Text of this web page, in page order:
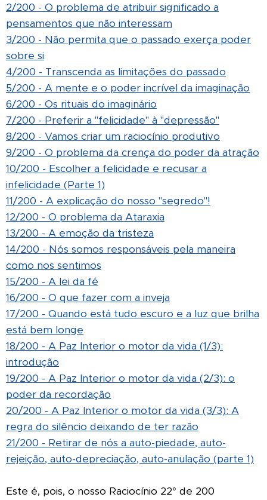
2/200 - O problema de atribuir significado a
pensamentos que não interessam
3/200 - Não permita que o passado exerça poder
sobre si
4/200 - Transcenda as limitações do passado
5/200 - A mente e o poder incrível da imaginação
6/200 - Os rituais do imaginário
7/200 - Preferir a "felicidade" à "depressão"
8/200 - Vamos criar um raciocínio produtivo
9/200 - O problema da crença do poder da atração
10/200 - Escolher a felicidade e recusar a
infelicidade (Parte 1)
11/200 - A explicação do nosso "segredo"!
12/200 - O problema da Ataraxia
13/200 - A emoção da tristeza
14/200 - Nós somos responsáveis pela maneira
como nos sentimos
15/200 - A lei da fé
16/200 - O que fazer com a inveja
17/200 - Quando está tudo escuro e a luz que brilha
está bem longe
18/200 - A Paz Interior o motor da vida (1/3):
introdução
19/200 - A Paz Interior o motor da vida (2/3): o
poder da recordação
20/200 - A Paz Interior o motor da vida (3/3): A
regra do silêncio deixando de ter razão
21/200 - Retirar de nós a auto-piedade, auto-
rejeição, auto-depreciação, auto-anulação (parte 1)
Este é, pois, o nosso Raciocínio 22° de 200